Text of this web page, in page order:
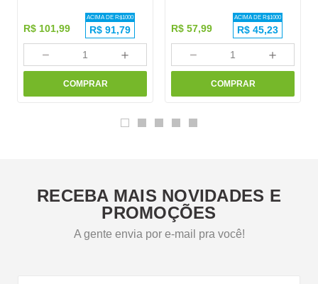
R$ 101,99
ACIMA DE R$1000
R$ 91,79
＋
－
COMPRAR
R$ 57,99
ACIMA DE R$1000
R$ 45,23
＋
－
COMPRAR
RECEBA MAIS NOVIDADES E
PROMOÇÕES
A gente envia por e-mail pra você!